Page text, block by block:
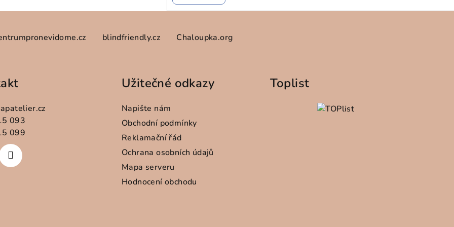
blindfriendly.cz Chaloupka.org
093
099
Užitečné odkazy
Napište nám
Obchodní podmínky
Reklamační řád
Ochrana osobních údajů
Mapa serveru
Hodnocení obchodu
Toplist